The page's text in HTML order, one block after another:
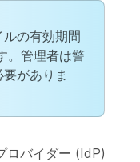
の有効期間
。管理者は警
がありま
ロバイダー (IdP)